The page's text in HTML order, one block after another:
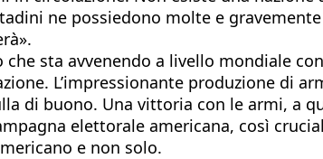
ne possiedono molte e
sta avvenendo a livello mondiale
L’impressionante produzione di
di buono. Una vittoria con le armi, a
elettorale americana, così
e non solo.